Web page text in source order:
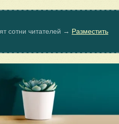
сотни читателей → Разместить